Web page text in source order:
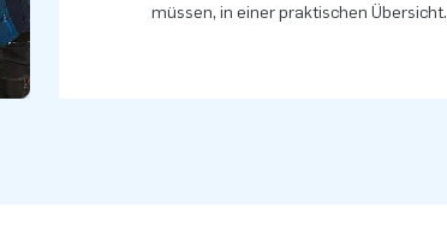
müssen, in einer praktischen Übersicht.